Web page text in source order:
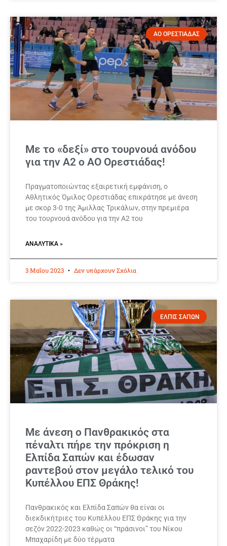
ΑΟ ΟΡΕΣΤΙΑΔΑΣ
Με το «δεξί» στο τουρνουά ανόδου
για την Α2 ο ΑΟ Ορεστιάδας!
Πραγματοποιώντας εξαιρετική εμφάνιση, ο
Αθλητικός Όμιλος Ορεστιάδας επικράτησε με άνεση
με σκορ 3-0 της Άμιλλας Τρικάλων, στην πρεμιέρα
του τουρνουά ανόδου για την Α2 του
ΑΝΑΛΥΤΙΚΆ »
3 Μαΐου 2023 Δεν υπάρχουν Σχόλια
ΕΛΠΙΣ ΣΑΠΩΝ
Με άνεση ο Πανθρακικός στα
πέναλτι πήρε την πρόκριση η
Ελπίδα Σαπών και έδωσαν
ραντεβού στον μεγάλο τελικό του
Κυπέλλου ΕΠΣ Θράκης!
Πανθρακικός και Ελπίδα Σαπών θα είναι οι
διεκδικήτριες του Κυπέλλου ΕΠΣ Θράκης για την
σεζόν 2022-2023 καθώς οι “πράσινοι” του Νίκου
Μπαχαρίδη με δύο τέρματα